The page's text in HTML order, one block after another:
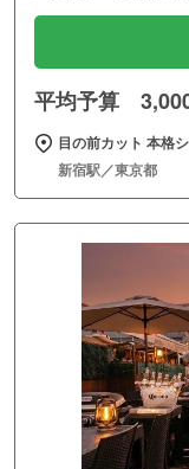
平均予算
目の前カット 本格
新宿駅／東京都